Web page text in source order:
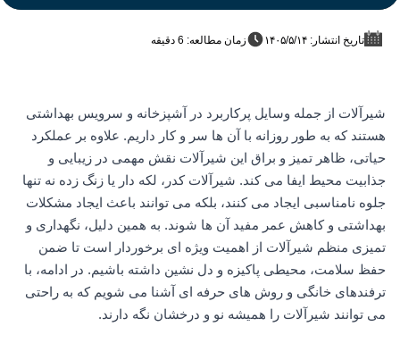
تاریخ انتشار: ۱۴۰۵/۵/۱۴ زمان مطالعه: 6 دقیقه
شیرآلات از جمله وسایل پرکاربرد در آشپزخانه و سرویس بهداشتی
هستند که به طور روزانه با آن ها سر و کار داریم. علاوه بر عملکرد
حیاتی، ظاهر تمیز و براق این شیرآلات نقش مهمی در زیبایی و
جذابیت محیط ایفا می کند. شیرآلات کدر، لکه دار یا زنگ زده نه تنها
جلوه نامناسبی ایجاد می کنند، بلکه می توانند باعث ایجاد مشکلات
بهداشتی و کاهش عمر مفید آن ها شوند. به همین دلیل، نگهداری و
تمیزی منظم شیرآلات از اهمیت ویژه ای برخوردار است تا ضمن
حفظ سلامت، محیطی پاکیزه و دل نشین داشته باشیم. در ادامه، با
ترفندهای خانگی و روش های حرفه ای آشنا می شویم که به راحتی
می توانند شیرآلات را همیشه نو و درخشان نگه دارند.